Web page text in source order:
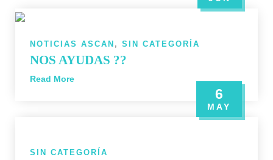
NOTICIAS ASCAN , SIN CATEGORÍA
NOS AYUDAS ??
Read More
6
MAY
SIN CATEGORÍA